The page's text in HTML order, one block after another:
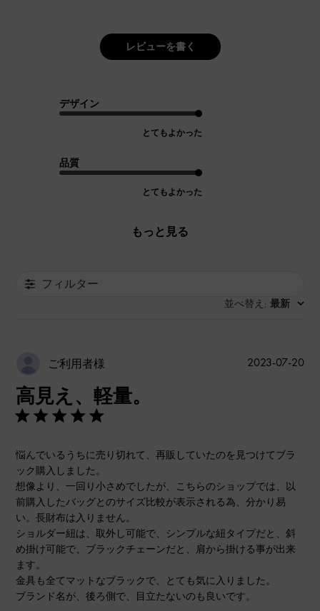
レビューを書く
デザイン
とてもよかった
品質
とてもよかった
もっと見る
フィルター
並べ替え : 最新
ご利用者様
高見え、軽量。
悩んでいるうちに売り切れて、再販していたのを見つけてブラ
ック購入しました。
想像より、一回り小さめでしたが、こちらのショップでは、以
前購入したバッグとのサイズ比較が表示される為、分かり易
い。長財布は入りません。
ショルダー紐は、取外し可能で、シンプルな紐タイプだと、斜
め掛け可能で、ブラックチェーンだと、肩から掛ける事が出来
ます。
金具も全てマットなブラックで、とても気に入りました。
ブランド名が、後ろ側で、目立たないのも良いです。
公
2023-07-20